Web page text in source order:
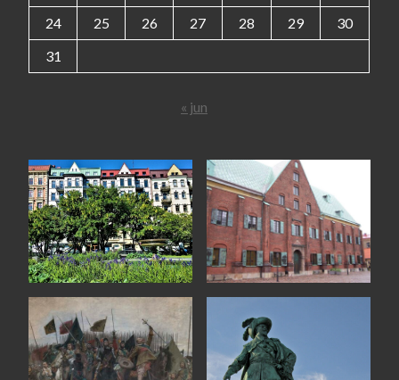
24
25 26 27 28 29
30
31
« jun